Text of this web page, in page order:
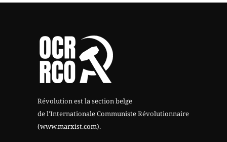
Révolution est la section belge
de l'Internationale Communiste Révolutionnaire
(www.marxist.com).